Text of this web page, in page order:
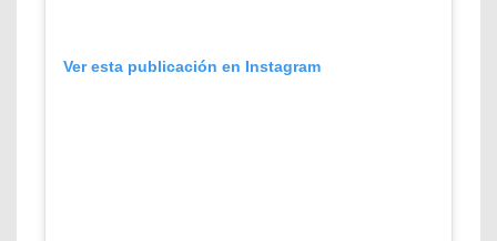
Ver esta publicación en Instagram